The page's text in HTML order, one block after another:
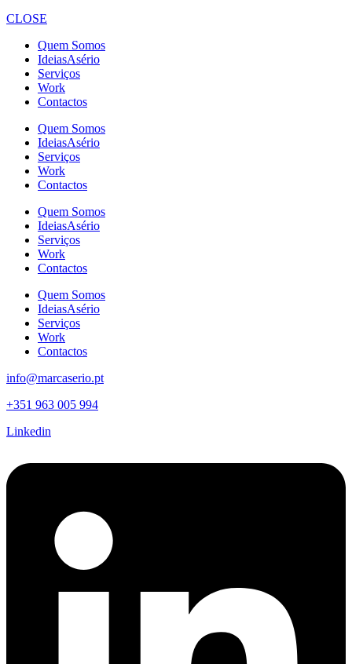
CLOSE
Quem Somos
IdeiasAsério
Serviços
Work
Contactos
Quem Somos
IdeiasAsério
Serviços
Work
Contactos
Quem Somos
IdeiasAsério
Serviços
Work
Contactos
Quem Somos
IdeiasAsério
Serviços
Work
Contactos
info@marcaserio.pt
+351 963 005 994
Linkedin